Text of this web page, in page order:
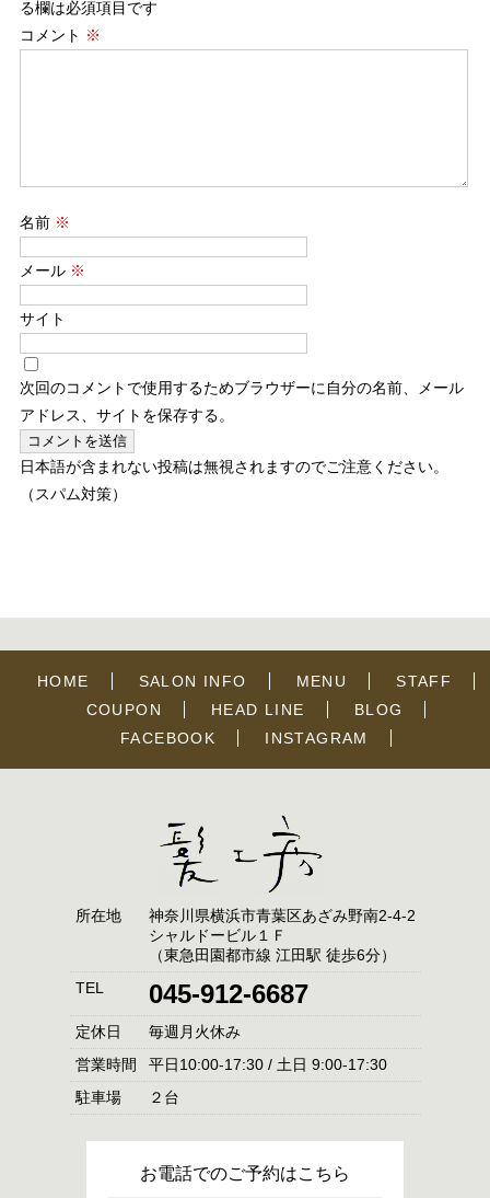
る欄は必須項目です
コメント ※
名前 ※
メール ※
サイト
次回のコメントで使用するためブラウザーに自分の名前、メール
アドレス、サイトを保存する。
日本語が含まれない投稿は無視されますのでご注意ください。
（スパム対策）
HOME SALON INFO MENU
STAFF
COUPON
HEAD LINE
BLOG
FACEBOOK
INSTAGRAM
所在地
神奈川県横浜市青葉区あざみ野南2-4-2
シャルドービル１Ｆ
（東急田園都市線 江田駅 徒歩6分）
TEL
045-912-6687
定休日
毎週月火休み
営業時間
平日10:00-17:30 / 土日 9:00-17:30
駐車場
２台
お電話でのご予約はこちら